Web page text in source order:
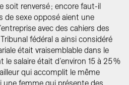
soit renversé ; encore faut-il
de sexe opposé aient une
avec des cahiers des
fédéral a ainsi considéré
était vraisemblable dans le
le salaire était d’environ 15 à 25 %
qui accomplit le même
une femme qui présente des